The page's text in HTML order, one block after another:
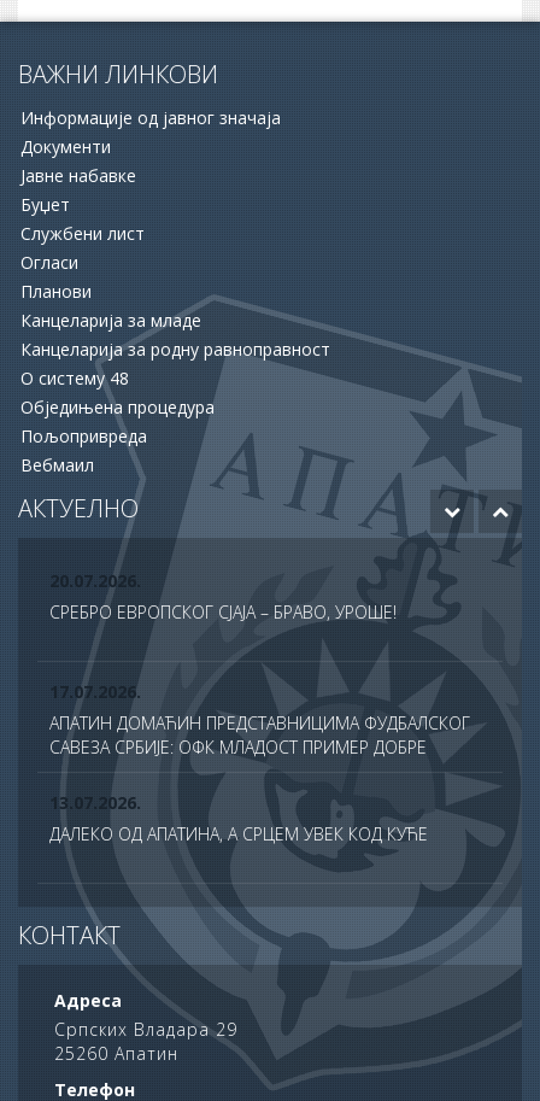
ВАЖНИ ЛИНКОВИ
Информације од јавног значаја
Документи
Јавне набавке
Буџет
Службени лист
Огласи
Планови
Канцеларија за младе
Канцеларија за родну равноправност
О систему 48
Обједињена процедура
Пољопривреда
Вебмаил
АКТУЕЛНО
16.06.2026.
ПОЗИВА ЗА ПОДРШКУ ЗАПОШЉАВАЊУ
15.06.2026.
ХУМАНОСТ КОЈА СПАШАВА ЖИВОТЕ: УПРИЛИЧЕН
ПРИЈЕМ ЗА ДОБРОВОЉНЕ ДАВАОЦЕ КРВИ
12.06.2026.
ОДОБРЕНО ЈОШ 20 МИЛИОНА ДИНАРА ЗА НАСТАВАК
РАДОВА НА БУДУЋЕМ МУЗЕЈУ АПАТИНА
20.07.2026.
СРЕБРО ЕВРОПСКОГ СЈАЈА – БРАВО, УРОШЕ!
17.07.2026.
АПАТИН ДОМАЋИН ПРЕДСТАВНИЦИМА ФУДБАЛСКОГ
САВЕЗА СРБИЈЕ: ОФК МЛАДОСТ ПРИМЕР ДОБРЕ
ПРАКСЕ У ТДС ПРОГРАМУ
13.07.2026.
ДАЛЕКО ОД АПАТИНА, А СРЦЕМ УВЕК КОД КУЋЕ
13.07.2026.
СВЕЧАНО ОБЕЛЕЖЕНА ХРАМОВНА СЛАВА ХРАМА
САБОРА СВЕТИХ АПОСТОЛА У АПАТИНУ
10.07.2026.
ПОНОС АПАТИНА: НА ДАН НАУКЕ НАГРАЂЕНИ
НАЈУСПЕШНИЈИ УЧЕНИЦИ ОПШТИНЕ
КОНТАКТ
Адреса
Српских Владара 29
25260 Апатин
Телефон